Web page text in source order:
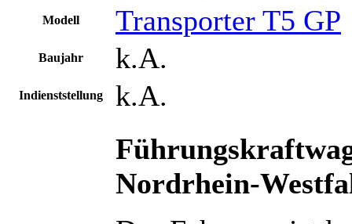
Modell Transporter T5 GP
Baujahr k.A.
Indienststellung k.A.
Nordrhein-